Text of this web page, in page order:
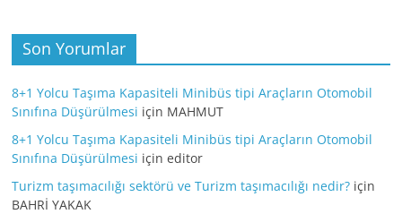
Son Yorumlar
8+1 Yolcu Taşıma Kapasiteli Minibüs tipi Araçların Otomobil
Sınıfına Düşürülmesi için MAHMUT
8+1 Yolcu Taşıma Kapasiteli Minibüs tipi Araçların Otomobil
Sınıfına Düşürülmesi içineditor
Turizm taşımacılığı sektörü ve Turizm taşımacılığı nedir? için
BAHRİ YAKAK